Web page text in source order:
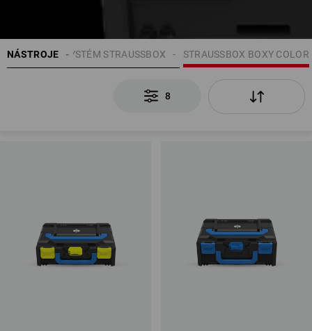
NÁSTROJE STRAUSSBOX BOXY COLOR
SYSTÉM STRAUSSBOX
NÁRADIE
8